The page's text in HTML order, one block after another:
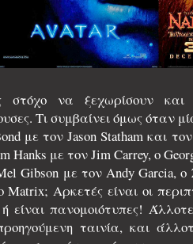
να ξεχωρίσουν και
Τι συμβαίνει όμως όταν
με τον Jason Statham και
Hanks με τον Jim Carrey, ο
Gibson με τον Andy Garcia, ο
Matrix; Αρκετές είναι οι
είναι πανομοιότυπες!
ταινία, και